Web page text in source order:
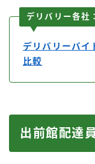
デリバリー各社
デリバリーバイ
比較
出前館配達